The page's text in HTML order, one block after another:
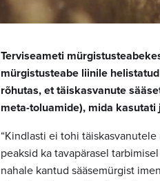
Terviseameti
mürgistusteabe liinile
rõhutas, et täiskasvanute
meta-toluamide), mida
“Kindlasti ei tohi
peaksid ka tavapärasel
nahale kantud sääsemürgist